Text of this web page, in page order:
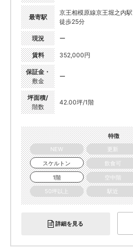
最寄駅
京王相模原線京王堀之内駅
徒歩25分
現況 ー
賃料 352,000円
保証金・
敷金
ー
坪面積/
階数
42.00坪/1階
特徴
NEW
更新
スケルトン
飲食可
1階
空中階
50坪以上
駅近
詳細を見る